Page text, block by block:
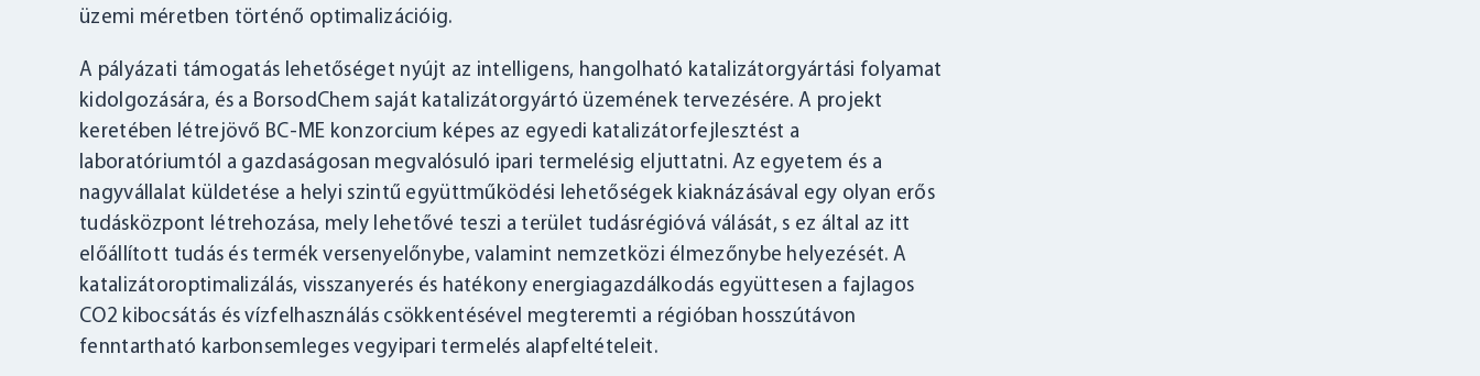
üzemi méretben történő optimalizációig.
A pályázati támogatás lehetőséget nyújt az intelligens, hangolható katalizátorgyártási folyamat
kidolgozására, és a BorsodChem saját katalizátorgyártó üzemének tervezésére. A projekt
keretében létrejövő BC-ME konzorcium képes az egyedi katalizátorfejlesztést a
laboratóriumtól a gazdaságosan megvalósuló ipari termelésig eljuttatni. Az egyetem és a
nagyvállalat küldetése a helyi szintű együttműködési lehetőségek kiaknázásával egy olyan erős
tudásközpont létrehozása, mely lehetővé teszi a terület tudásrégióvá válását, s ez által az itt
előállított tudás és termék versenyelőnybe, valamint nemzetközi élmezőnybe helyezését. A
katalizátoroptimalizálás, visszanyerés és hatékony energiagazdálkodás együttesen a fajlagos
CO2 kibocsátás és vízfelhasználás csökkentésével megteremti a régióban hosszútávon
fenntartható karbonsemleges vegyipari termelés alapfeltételeit.